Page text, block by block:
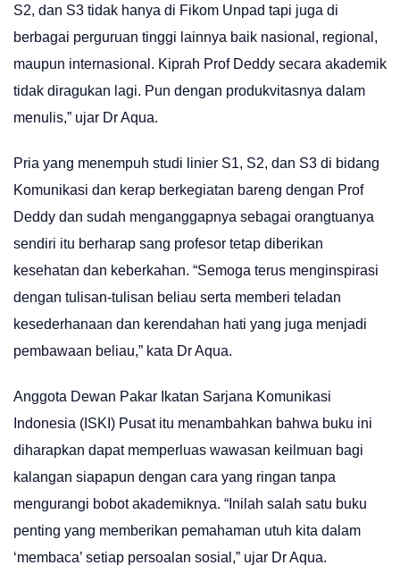
S2, dan S3 tidak hanya di Fikom Unpad tapi juga di
berbagai perguruan tinggi lainnya baik nasional, regional,
maupun internasional. Kiprah Prof Deddy secara akademik
tidak diragukan lagi. Pun dengan produkvitasnya dalam
menulis,” ujar Dr Aqua.
Pria yang menempuh studi linier S1, S2, dan S3 di bidang
Komunikasi dan kerap berkegiatan bareng dengan Prof
Deddy dan sudah menganggapnya sebagai orangtuanya
sendiri itu berharap sang profesor tetap diberikan
kesehatan dan keberkahan. “Semoga terus menginspirasi
dengan tulisan-tulisan beliau serta memberi teladan
kesederhanaan dan kerendahan hati yang juga menjadi
pembawaan beliau,” kata Dr Aqua.
Anggota Dewan Pakar Ikatan Sarjana Komunikasi
Indonesia (ISKI) Pusat itu menambahkan bahwa buku ini
diharapkan dapat memperluas wawasan keilmuan bagi
kalangan siapapun dengan cara yang ringan tanpa
mengurangi bobot akademiknya. “Inilah salah satu buku
penting yang memberikan pemahaman utuh kita dalam
‘membaca’ setiap persoalan sosial,” ujar Dr Aqua.